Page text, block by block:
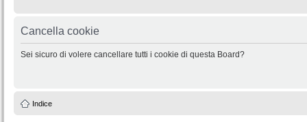
Cancella cookie
Sei sicuro di volere cancellare tutti i cookie di questa Board?
Indice